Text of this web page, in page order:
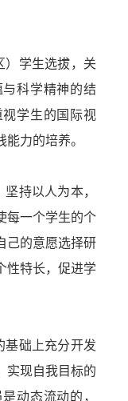
）学生选拔，关
科学精神的结
学生的国际视
力的培养。
持以人为本，
每一个学生的个
己的意愿选择研
性特长，促进学
基础上充分开发
实现自我目标的
动态流动的，